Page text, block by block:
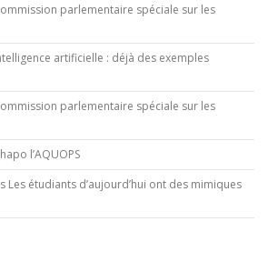
parlementaire spéciale sur les
artificielle : déjà des exemples
parlementaire spéciale sur les
l’AQUOPS
Les étudiants d’aujourd’hui ont des mimiques